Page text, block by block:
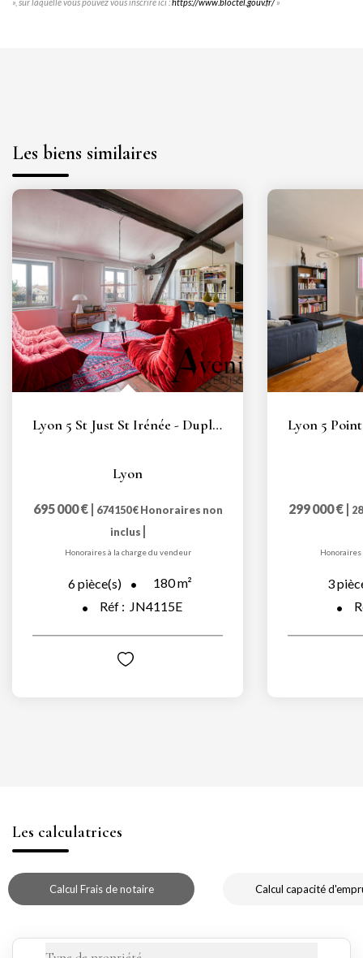
Les biens similaires
Lyon 5 St Just St Irénée - Duplex de 180m2 en plein centre...
Lyon
695 000 € | 674 150 € Honoraires non
inclus |
Honoraires à la charge du vendeur
6pièce(s) 180m²
Réf : JN4115E
299 000 € |
Honoraires
3
Les calculatrices
Calcul Frais de notaire Calcul capacité